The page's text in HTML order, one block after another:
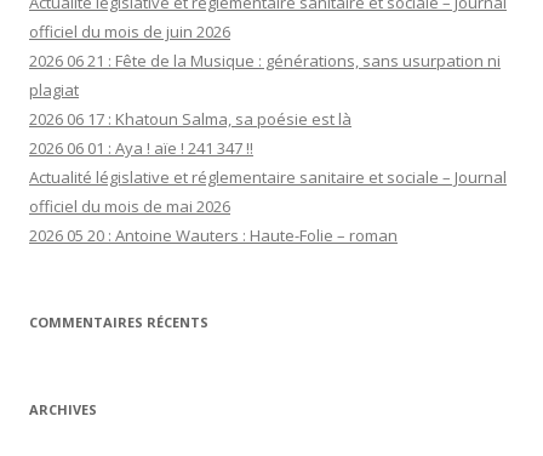
officiel du mois de juin 2026
2026 06 21 : Fête de la Musique : générations, sans usurpation ni
plagiat
2026 06 17 : Khatoun Salma, sa poésie est là
2026 06 01 : Aya ! aïe ! 241 347 !!
Actualité législative et réglementaire sanitaire et sociale – Journal
officiel du mois de mai 2026
2026 05 20 : Antoine Wauters : Haute-Folie – roman
COMMENTAIRES RÉCENTS
ARCHIVES